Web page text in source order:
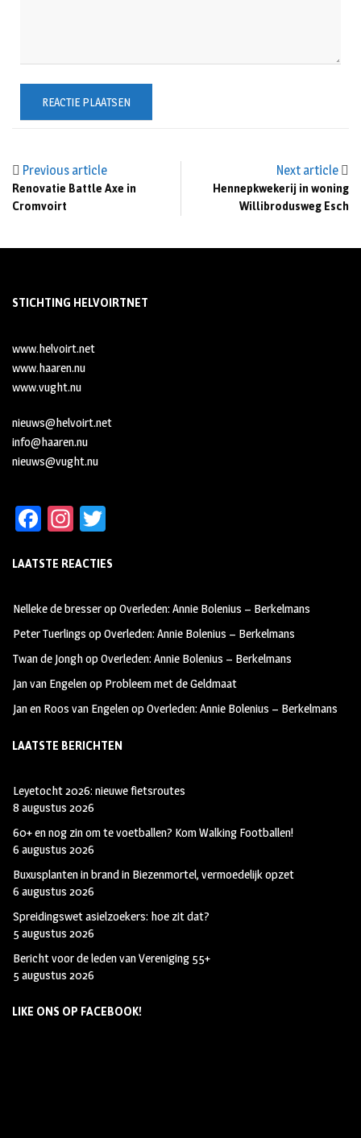
Previous article
Renovatie Battle Axe in
Cromvoirt
Next article
Hennepkwekerij in woning
Willibrodusweg Esch
STICHTING HELVOIRTNET
www.helvoirt.net
www.haaren.nu
www.vught.nu
nieuws@helvoirt.net
info@haaren.nu
nieuws@vught.nu
Fa
b
oo
k
In
ag
m
tt
LAATSTE REACTIES
Nelleke de bresseropOverleden: Annie Bolenius – Berkelmans
Peter Tuerlings opOverleden: Annie Bolenius – Berkelmans
Twan de JonghopOverleden: Annie Bolenius – Berkelmans
Jan van Engelenop Probleem met de Geldmaat
Jan en Roos van EngelenopOverleden: Annie Bolenius – Berkelmans
LAATSTE BERICHTEN
Leyetocht 2026: nieuwe fietsroutes
8 augustus 2026
60+ en nog zin om te voetballen? Kom Walking Footballen!
6 augustus 2026
Buxusplanten in brand in Biezenmortel, vermoedelijk opzet
6 augustus 2026
Spreidingswet asielzoekers: hoe zit dat?
5 augustus 2026
Bericht voor de leden van Vereniging 55+
5 augustus 2026
LIKE ONS OP FACEBOOK!